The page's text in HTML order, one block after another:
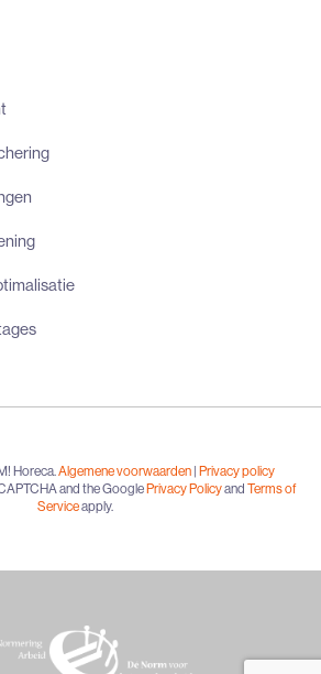
Horeca. Algemene voorwaarden| Privacy policy
and the GooglePrivacy Policyand Terms of
Serviceapply.